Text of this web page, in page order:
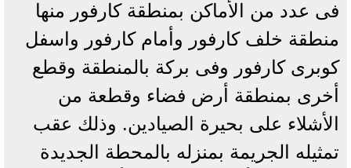
فى عدد من الأماكن بمنطقة كارفور منها
منطقة خلف كارفور وأمام كارفور واسفل
كوبرى كارفور وفى بركة بالمنطقة وقطع
أخرى بمنطقة أرض فضاء وقطعة من
الأشلاء على بحيرة الصيادين. وذلك عقب
تمثيله الجريمة بمنزله بالمحطة الجديدة